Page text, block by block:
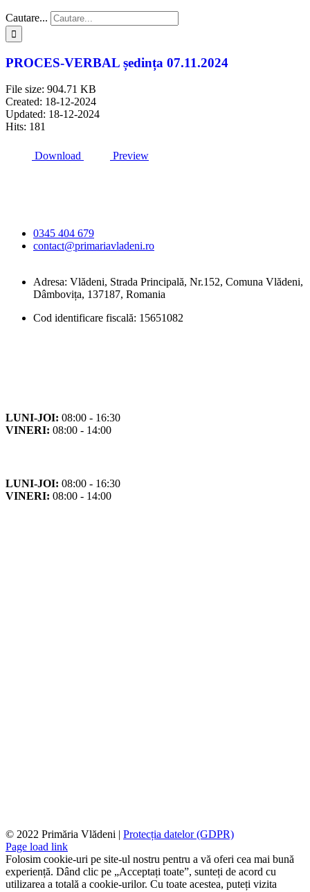
Cautare...
PROCES-VERBAL ședința 07.11.2024
File size: 904.71 KB
Created: 18-12-2024
Updated: 18-12-2024
Hits: 181
Download Preview
0345 404 679
contact@primariavladeni.ro
Adresa: Vlădeni, Strada Principală, Nr.152, Comuna Vlădeni,
Dâmbovița, 137187, Romania
Cod identificare fiscală: 15651082
LUNI-JOI: 08:00 - 16:30
VINERI: 08:00 - 14:00
LUNI-JOI: 08:00 - 16:30
VINERI: 08:00 - 14:00
© 2022 Primăria Vlădeni | Protecția datelor (GDPR)
Page load link
Folosim cookie-uri pe site-ul nostru pentru a vă oferi cea mai bună
experiență. Dând clic pe „Acceptați toate”, sunteți de acord cu
utilizarea a totală a cookie-urilor. Cu toate acestea, puteți vizita